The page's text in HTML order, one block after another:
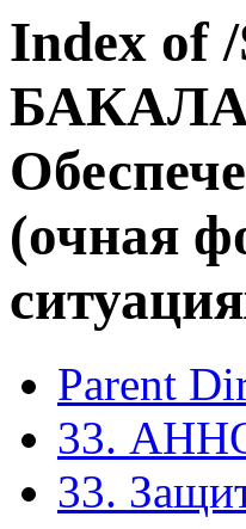
Index of
(очная
Parent
33.
33.